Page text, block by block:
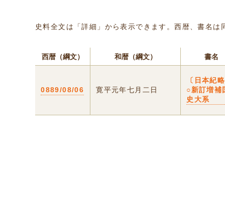
史料全文は「詳細」から表示できます。西暦、書名
西暦（綱文） 和暦（綱文） 書名
0889/08/06 寛平元年七月二日
〔日本紀
○新訂増補
史大系